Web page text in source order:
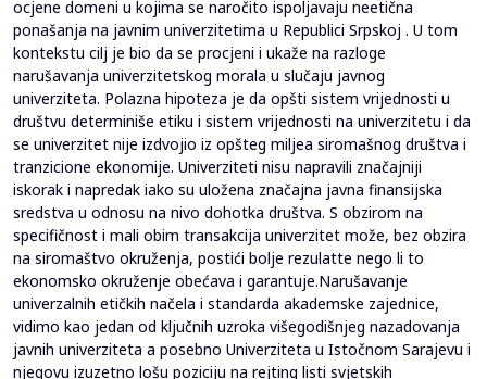
ocjene domeni u kojima se naročito ispoljavaju neetična
ponašanja na javnim univerzitetima u Republici Srpskoj . U tom
kontekstu cilj je bio da se procjeni i ukaže na razloge
narušavanja univerzitetskog morala u slučaju javnog
univerziteta. Polazna hipoteza je da opšti sistem vrijednosti u
društvu determiniše etiku i sistem vrijednosti na univerzitetu i da
se univerzitet nije izdvojio iz opšteg miljea siromašnog društva i
tranzicione ekonomije. Univerziteti nisu napravili značajniji
iskorak i napredak iako su uložena značajna javna finansijska
sredstva u odnosu na nivo dohotka društva. S obzirom na
specifičnost i mali obim transakcija univerzitet može, bez obzira
na siromaštvo okruženja, postići bolje rezulatte nego li to
ekonomsko okruženje obećava i garantuje.Narušavanje
univerzalnih etičkih načela i standarda akademske zajednice,
vidimo kao jedan od ključnih uzroka višegodišnjeg nazadovanja
javnih univerziteta a posebno Univerziteta u Istočnom Sarajevu i
njegovu izuzetno lošu poziciju na rejting listi svjetskih